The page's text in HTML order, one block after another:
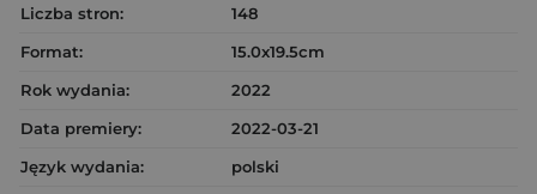
Liczba stron:
148
Format:
15.0x19.5cm
Rok wydania:
2022
Data premiery:
2022-03-21
Język wydania:
polski